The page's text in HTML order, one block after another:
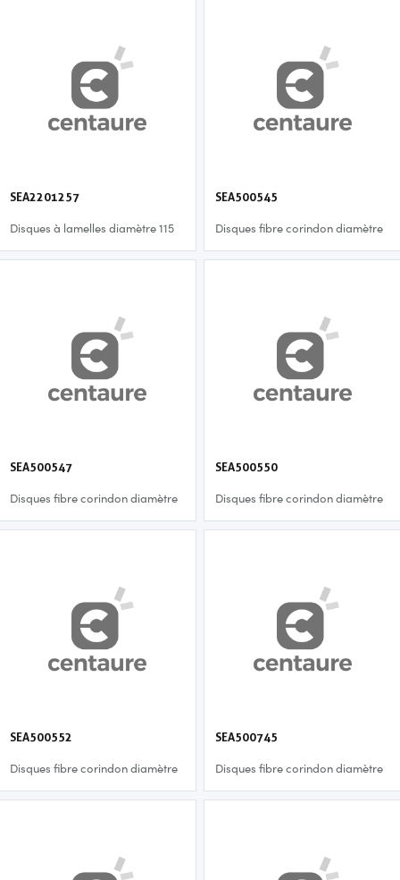
SEA2201257
Disques à lamelles diamètre 115
SEA500545
Disques fibre corindon diamètre
SEA500547
Disques fibre corindon diamètre
SEA500550
Disques fibre corindon diamètre
SEA500552
Disques fibre corindon diamètre
SEA500745
Disques fibre corindon diamètre